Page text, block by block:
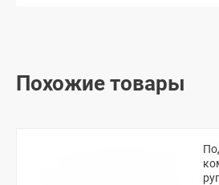
Похожие товары